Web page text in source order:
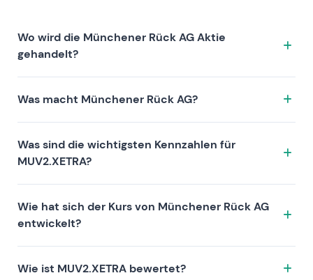
Wo wird die Münchener Rück AG Aktie
gehandelt?
MUV2.XETRA an der Börse XETRA gehandelt. ISIN:
DE0008430026.
Was macht Münchener Rück AG?
durch folgende Investment-These auszeichnet:
Was sind die wichtigsten Kennzahlen für
MUV2.XETRA?
Bewertung (KGV 9.7, KUV 1.1, KBV 1.9), die Rentabilität
(Gewinnmarge 10.97%, Eigenkapitalrendite 19.85%)
und das Wachstum (Umsatz —, Gewinn —). Die
Marktkapitalisierung beträgt 64.77B EUR. Diese
Wie hat sich der Kurs von Münchener Rück AG
entwickelt?
über 3 Jahre — und über 5 Jahre — Rendite erzielt. Die
Wie ist MUV2.XETRA bewertet?